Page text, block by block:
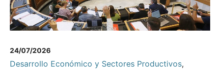
24/07/2026
Desarrollo Económico y Sectores Productivos,